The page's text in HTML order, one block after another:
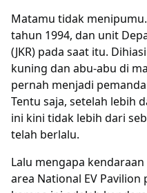
Matamu tidak
tahun 1994, dan unit
(JKR) pada saat itu.
kuning dan abu-abu di
pernah menjadi
Tentu saja, setelah lebih
ini kini tidak lebih dari
telah berlalu.
Lalu mengapa
area National EV